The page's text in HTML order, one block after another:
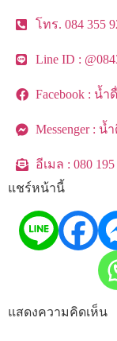
โทร. 084 355
Line ID :
Facebook : น้
Messenger : น้
อีเมล : 080 195
แชร์หน้านี้
แสดงความคิดเห็น